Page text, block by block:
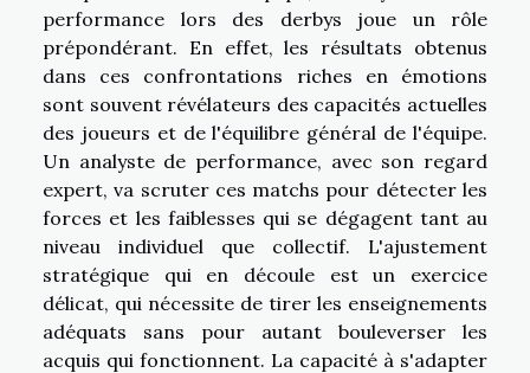
performance lors des derbys joue un rôle
prépondérant. En effet, les résultats obtenus
dans ces confrontations riches en émotions
sont souvent révélateurs des capacités actuelles
des joueurs et de l'équilibre général de l'équipe.
Un analyste de performance, avec son regard
expert, va scruter ces matchs pour détecter les
forces et les faiblesses qui se dégagent tant au
niveau individuel que collectif. L'ajustement
stratégique qui en découle est un exercice
délicat, qui nécessite de tirer les enseignements
adéquats sans pour autant bouleverser les
acquis qui fonctionnent. La capacité à s'adapter